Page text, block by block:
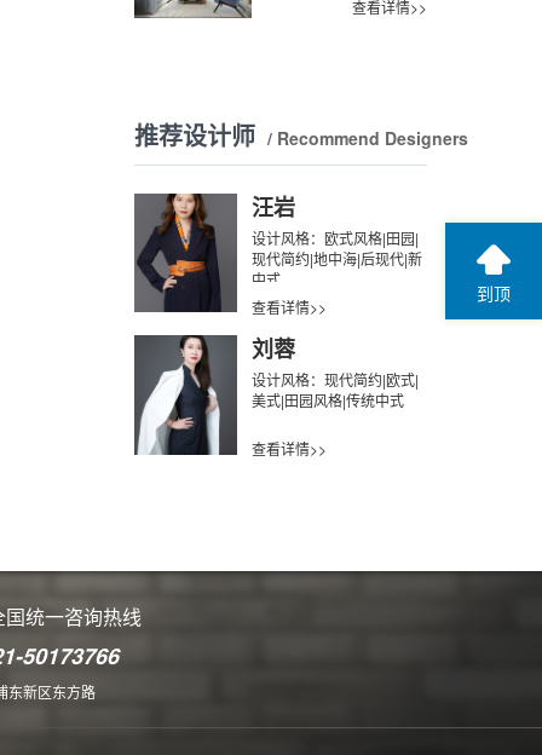
查看详情>>
推荐设计师 / Recommend Designers
汪岩
设计风格：欧式风格|田园|
现代简约|地中海|后现代|新
中式
查看详情>>
刘蓉
设计风格：现代简约|欧式|
美式|田园风格|传统中式
查看详情>>
国统一咨询热线
50173766
东新区东方路
到顶